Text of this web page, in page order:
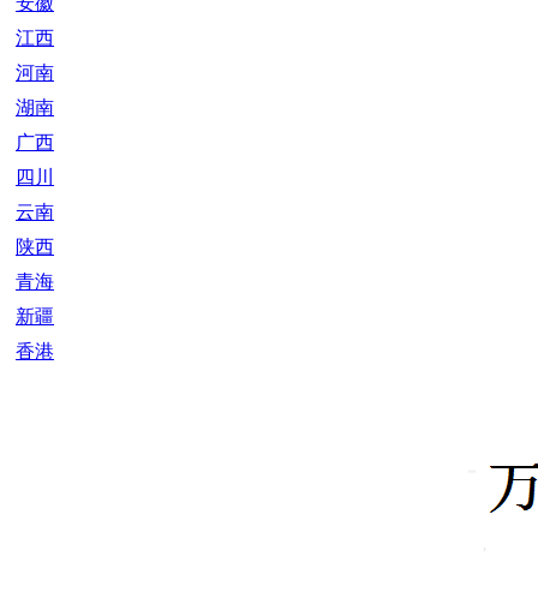
江西
河南
湖南
广西
四川
云南
陕西
青海
新疆
香港